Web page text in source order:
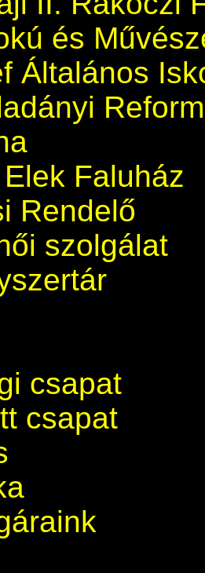
és
Általános
Faluház
Rendelő
szolgálat
csapat
csapat